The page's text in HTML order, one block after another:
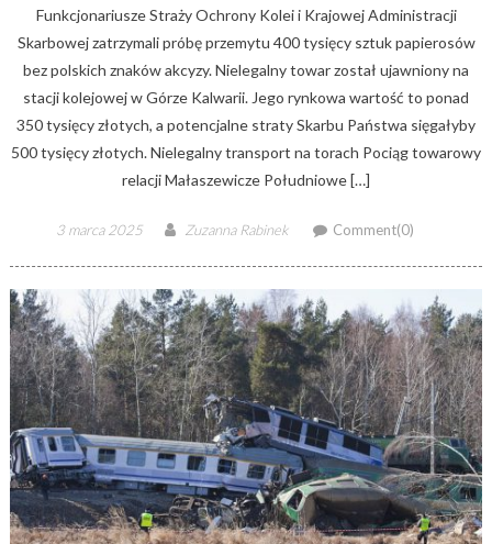
Funkcjonariusze Straży Ochrony Kolei i Krajowej Administracji
Skarbowej zatrzymali próbę przemytu 400 tysięcy sztuk papierosów
bez polskich znaków akcyzy. Nielegalny towar został ujawniony na
stacji kolejowej w Górze Kalwarii. Jego rynkowa wartość to ponad
350 tysięcy złotych, a potencjalne straty Skarbu Państwa sięgałyby
500 tysięcy złotych. Nielegalny transport na torach Pociąg towarowy
relacji Małaszewicze Południowe […]
Posted
3 marca 2025 Author
Zuzanna Rabinek Comment(0)